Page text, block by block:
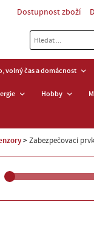
Dostupnost zboží
volný čas a domácnost
Hobby
Zabezpečovací